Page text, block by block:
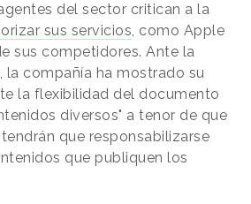
del sector critican a la
sus servicios, como Apple
sus competidores. Ante la
la compañía ha mostrado su
la flexibilidad del documento
diversos" a tenor de que
que responsabilizarse
que publiquen los